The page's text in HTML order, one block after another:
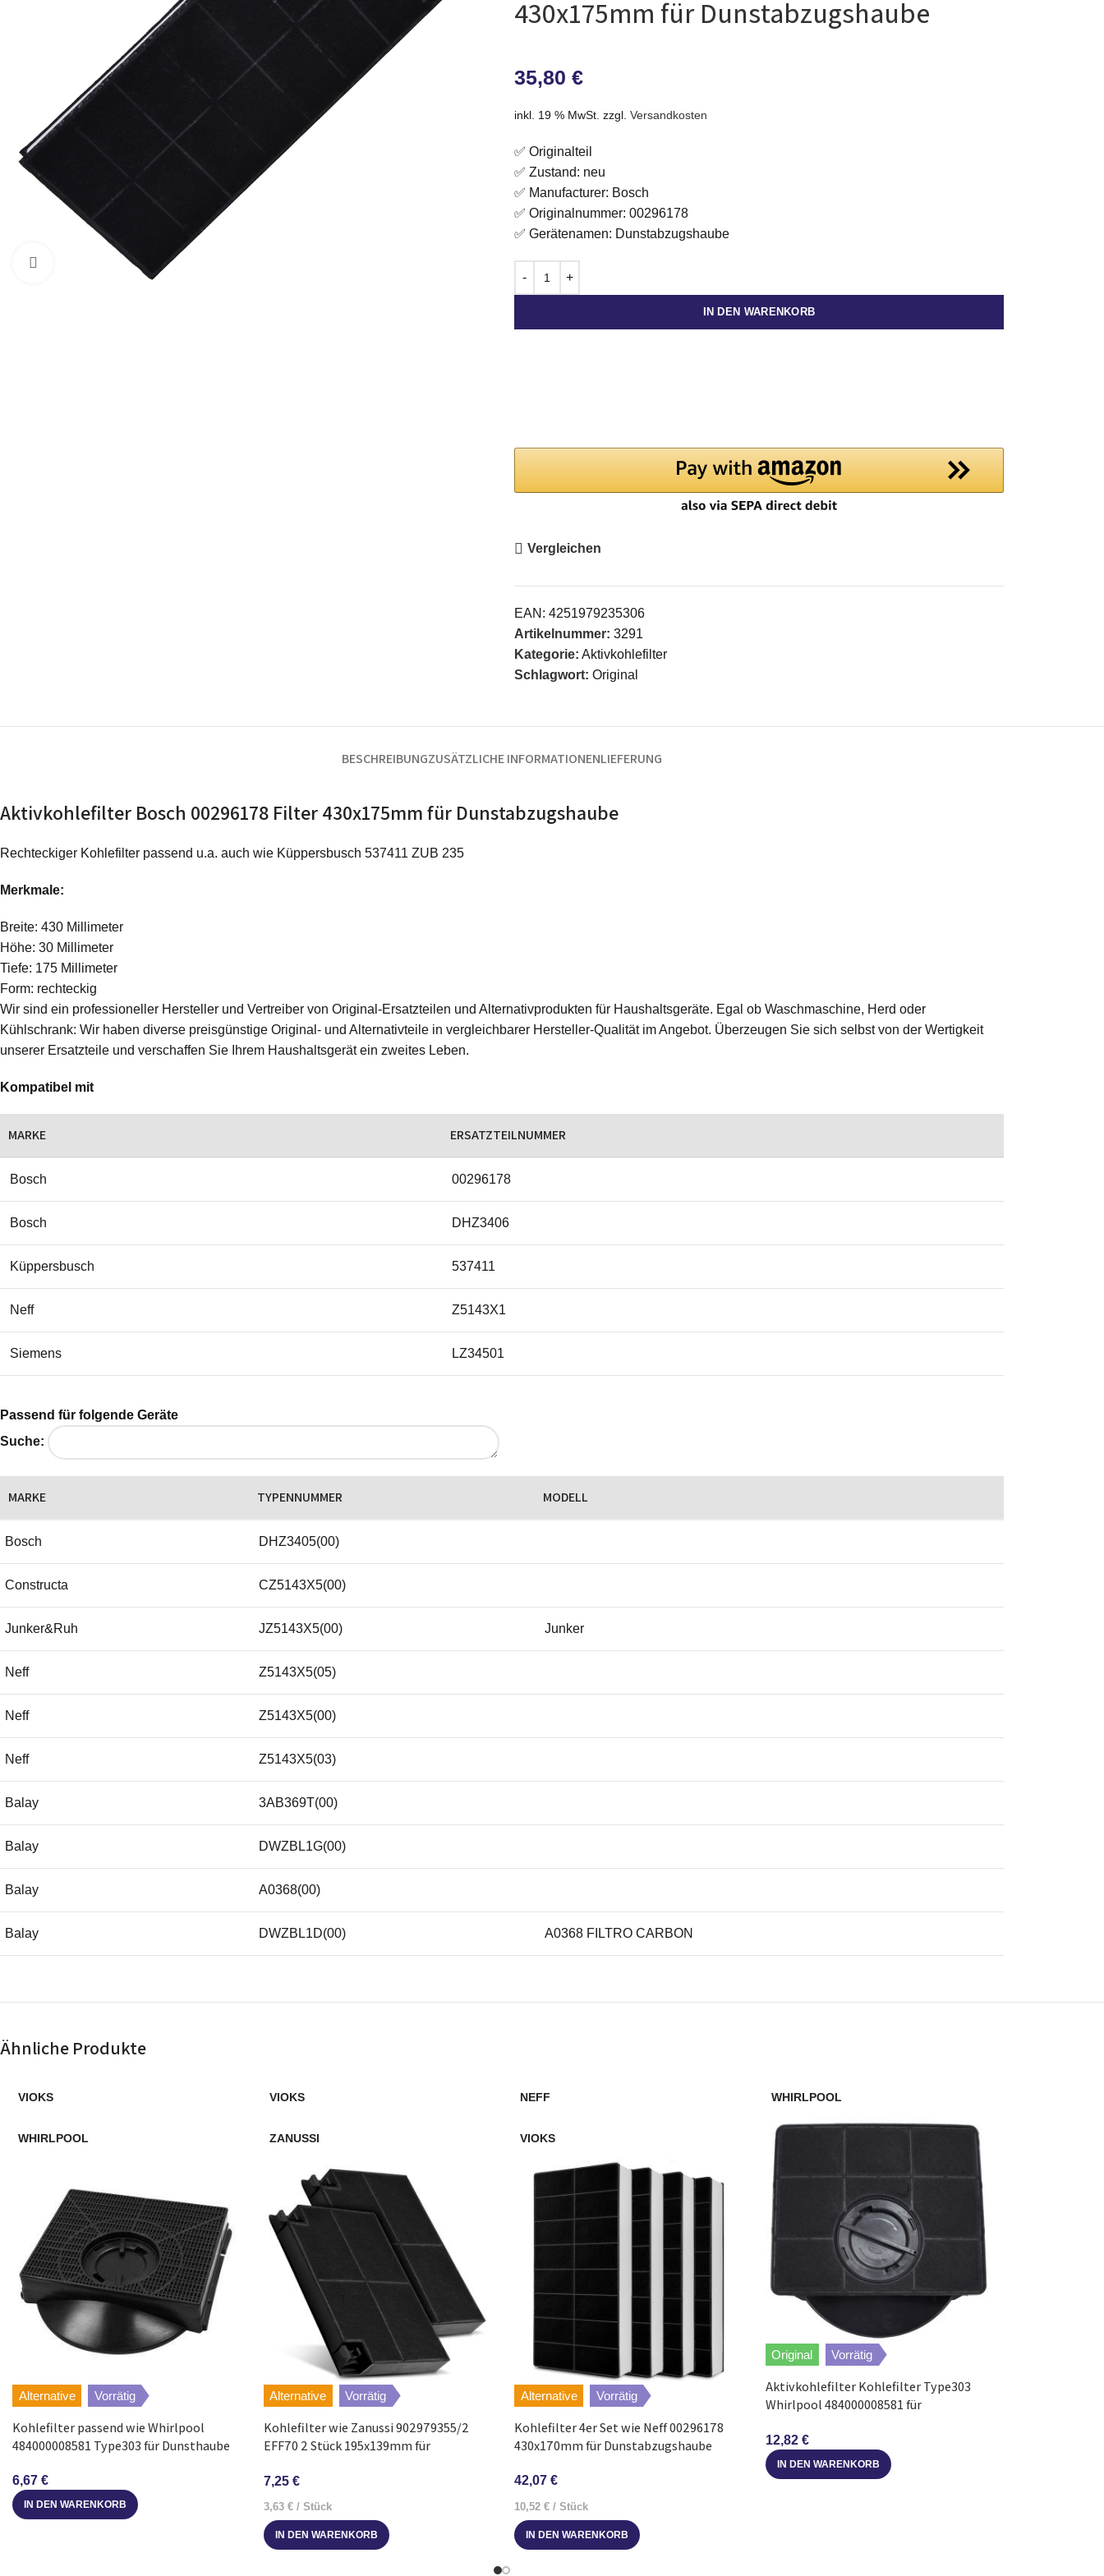
Zum Vergrößern klicken
430x175mm für Dunstabzugshaube
35,80 €
inkl. 19 % MwSt. zzgl. Versandkosten
✅ Originalteil
✅ Zustand: neu
✅ Manufacturer: Bosch
✅ Originalnummer: 00296178
✅ Gerätenamen: Dunstabzugshaube
IN DEN WARENKORB
Vergleichen
EAN: 4251979235306
Artikelnummer: 3291
Kategorie: Aktivkohlefilter
Schlagwort: Original
BESCHREIBUNGZUSÄTZLICHE INFORMATIONENLIEFERUNG
Aktivkohlefilter Bosch 00296178 Filter 430x175mm für Dunstabzugshaube
Rechteckiger Kohlefilter passend u.a. auch wie Küppersbusch 537411 ZUB 235
Merkmale:
Breite: 430 Millimeter
Höhe: 30 Millimeter
Tiefe: 175 Millimeter
Form: rechteckig
Wir sind ein professioneller Hersteller und Vertreiber von Original-Ersatzteilen und Alternativprodukten für Haushaltsgeräte. Egal ob Waschmaschine, Herd oder
Kühlschrank: Wir haben diverse preisgünstige Original- und Alternativteile in vergleichbarer Hersteller-Qualität im Angebot. Überzeugen Sie sich selbst von der Wertigkeit
unserer Ersatzteile und verschaffen Sie Ihrem Haushaltsgerät ein zweites Leben.
Kompatibel mit
MARKE ERSATZTEILNUMMER
Bosch 00296178
Bosch DHZ3406
Küppersbusch 537411
Neff Z5143X1
Siemens LZ34501
Passend für folgende Geräte
Suche:
MARKE TYPENNUMMER MODELL
Bosch DHZ3405(00)
Constructa CZ5143X5(00)
Junker&Ruh JZ5143X5(00) Junker
Neff Z5143X5(05)
Neff Z5143X5(00)
Neff Z5143X5(03)
Balay 3AB369T(00)
Balay DWZBL1G(00)
Balay A0368(00)
Balay DWZBL1D(00) A0368 FILTRO CARBON
DHZ6300(00)
Bosch DHZ3406(00)
Constructa CZ5000(00)
Constructa CZ16330(00)
DWFKB1C/01 EDIP 647.0
Neff Z5143X0(01)
Z5143X0(05)
Ähnliche Produkte
VIOKS
WHIRLPOOL
Alternative Vorrätig
Kohlefilter passend wie Whirlpool
484000008581 Type303 für Dunsthaube
6,67 €
IN DEN WARENKORB
VIOKS
ZANUSSI
Alternative Vorrätig
Kohlefilter wie Zanussi 902979355/2
EFF70 2 Stück 195x139mm für
7,25 €
3,63 €/ Stück
IN DEN WARENKORB
NEFF
VIOKS
Alternative Vorrätig
Kohlefilter 4er Set wie Neff 00296178
430x170mm für Dunstabzugshaube
42,07 €
10,52 € / Stück
IN DEN WARENKORB
WHIRLPOOL
Original Vorrätig
Aktivkohlefilter Kohlefilter Type303
Whirlpool 484000008581 für
12,82 €
IN DEN WARENKORB